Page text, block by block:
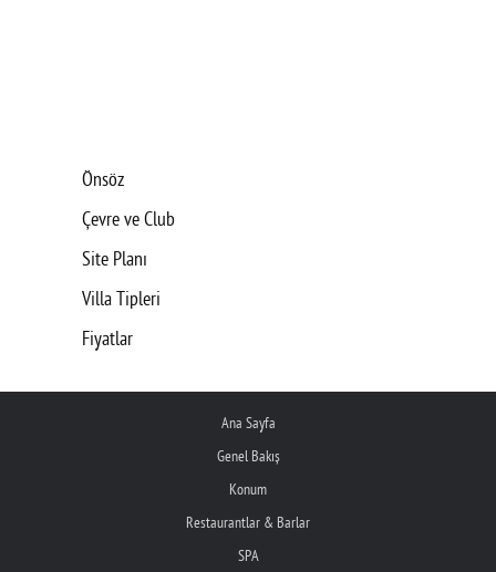
Önsöz
Çevre ve Club
Site Planı
Villa Tipleri
Fiyatlar
Ana Sayfa
Genel Bakış
Konum
Restaurantlar & Barlar
SPA